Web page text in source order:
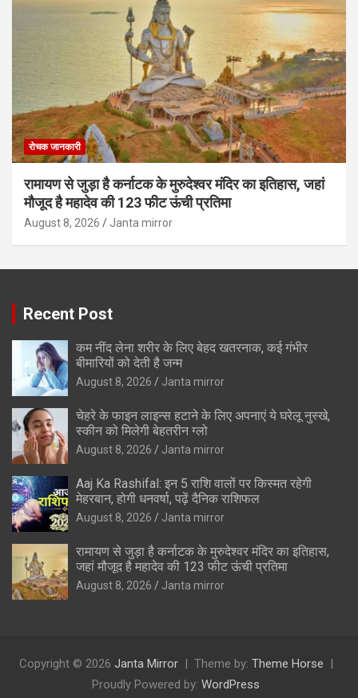
रोचक जानकारी
रामायण से जुड़ा है कर्नाटक के मुरुदेश्वर मंदिर का इतिहास, जहां
मौजूद है महादेव की 123 फीट ऊंची प्रतिमा
August 8, 2026 Janta mirror
Recent Post
कम नींद लेना शरीर के लिए बेहद खतरनाक, कई गंभीर
बीमारियों को देती है जन्म
August 8, 2026 Janta mirror
चेहरे के फाइन लाइन्स हटाने के लिए अपनाएं ये घरेलू नुस्खे,
स्कीन को मिलेगी बेहतरीन ग्लो
August 8, 2026 Janta mirror
Aaj Ka Rashifal: इन 5 राशि वालों पर किस्मत रहेगी
मेहरबान, होगी धनवर्षा, पढ़ें दैनिक राशिफल
August 8, 2026 Janta mirror
रामायण से जुड़ा है कर्नाटक के मुरुदेश्वर मंदिर का इतिहास,
जहां मौजूद है महादेव की 123 फीट ऊंची प्रतिमा
August 8, 2026 Janta mirror
Copyright © 2026 Janta Mirror Theme by: Theme Horse
Proudly Powered by: WordPress